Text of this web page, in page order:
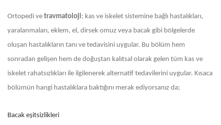
Ortopedi ve travmatoloji; kas ve iskelet sistemine bağlı hastalıkları,
yaralanmaları, eklem, el, dirsek omuz veya bacak gibi bölgelerde
oluşan hastalıkların tanı ve tedavisini uygular. Bu bölüm hem
sonradan gelişen hem de doğuştan kalıtsal olarak gelen tüm kas ve
iskelet rahatsızlıkları ile ilgilenerek alternatif tedavilerini uygular. Kısaca
bölümün hangi hastalıklara baktığını merak ediyorsanız da;
Bacak eşitsizlikleri